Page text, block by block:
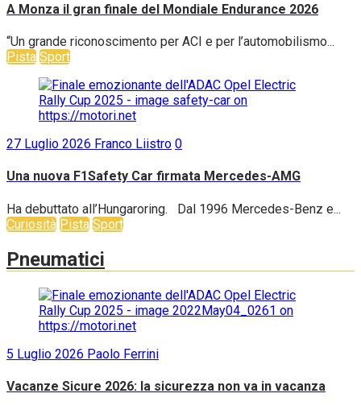
A Monza il gran finale del Mondiale Endurance 2026
“Un grande riconoscimento per ACI e per l’automobilismo...
Pista Sport
27 Luglio 2026 Franco Liistro 0
Una nuova F1Safety Car firmata Mercedes-AMG
Ha debuttato all’Hungaroring. Dal 1996 Mercedes-Benz e...
Curiosità Pista Sport
Pneumatici
5 Luglio 2026 Paolo Ferrini
Vacanze Sicure 2026: la sicurezza non va in vacanza